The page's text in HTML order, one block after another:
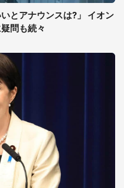
とアナウンスは?」 イオン
問も続々